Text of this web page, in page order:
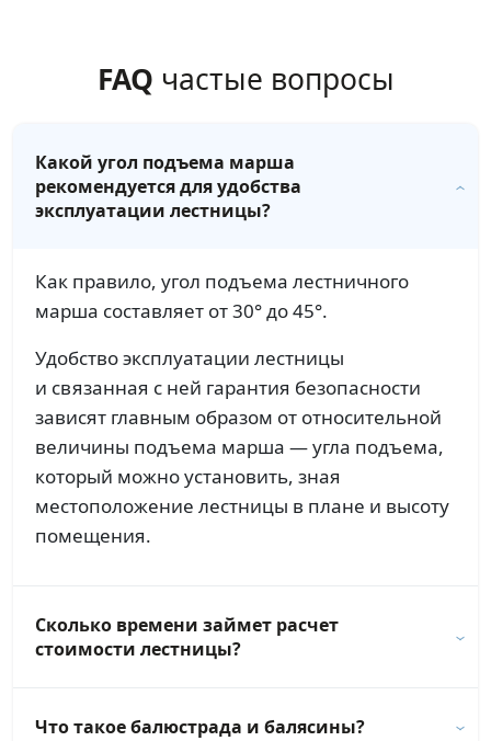
FAQ частые вопросы
Какой угол подъема марша
рекомендуется для удобства
эксплуатации лестницы?
Как правило, угол подъема лестничного
марша составляет от 30° до 45°.
Удобство эксплуатации лестницы
и связанная с ней гарантия безопасности
зависят главным образом от относительной
величины подъема марша — угла подъема,
который можно установить, зная
местоположение лестницы в плане и высоту
помещения.
Сколько времени займет расчет
стоимости лестницы?
Что такое балюстрада и балясины?